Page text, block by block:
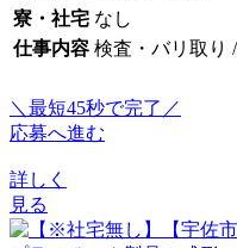
寮・社宅 なし
仕事内容 検査・バリ取り
＼最短45秒で完了／
応募へ進む
詳しく
見る